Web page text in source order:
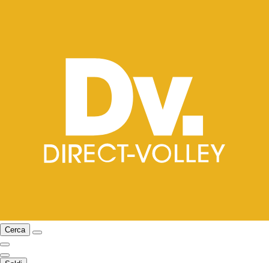
Cerca